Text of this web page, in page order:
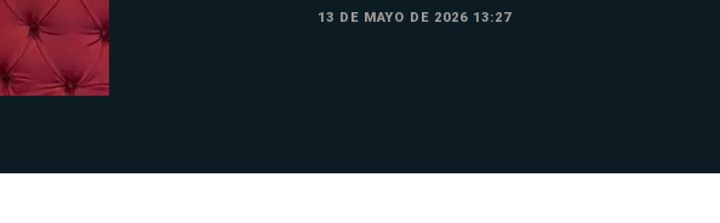
13 DE MAYO DE 2026 13:27